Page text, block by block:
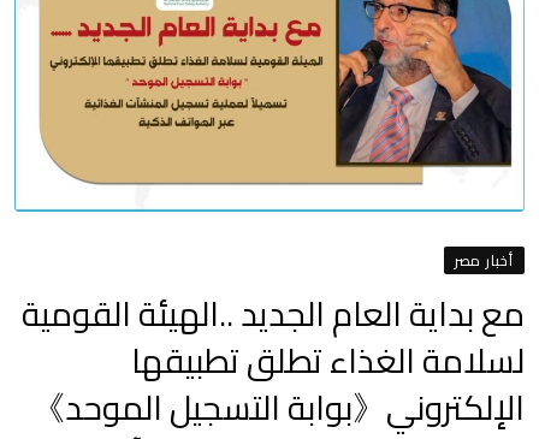
أخبار مصر
مع بداية العام الجديد ..الهيئة القومية
لسلامة الغذاء تطلق تطبيقها
الإلكتروني《بوابة التسجيل الموحد》